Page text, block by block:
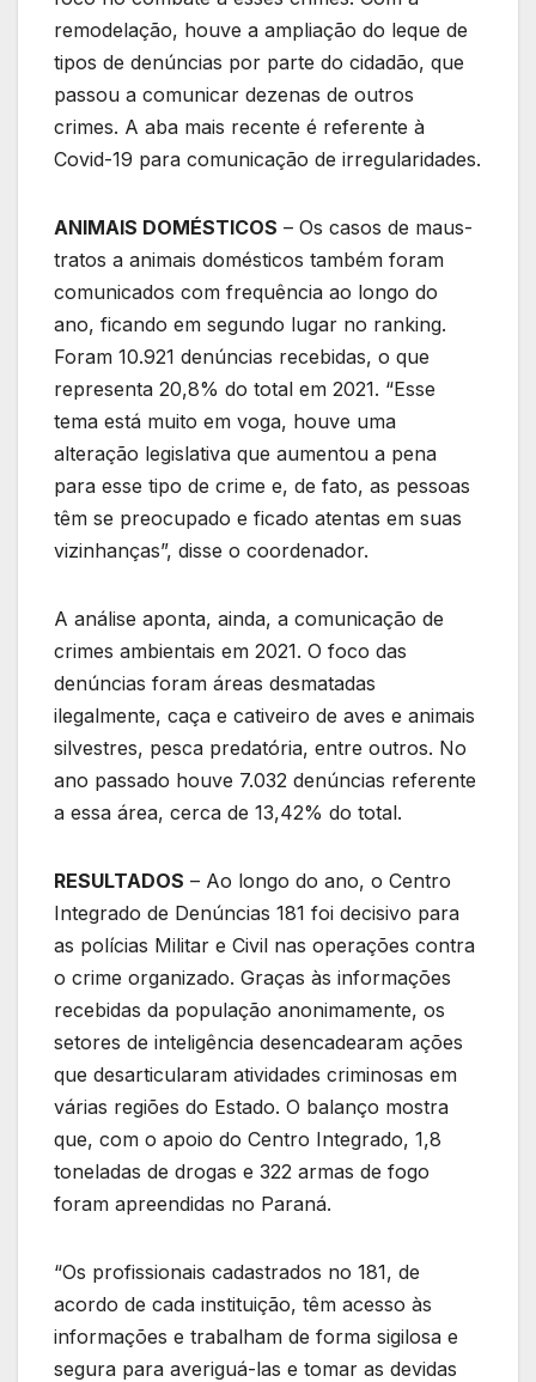
remodelação, houve a ampliação do leque de
tipos de denúncias por parte do cidadão, que
passou a comunicar dezenas de outros
crimes. A aba mais recente é referente à
Covid-19 para comunicação de irregularidades.
ANIMAIS DOMÉSTICOS – Os casos de maus-
tratos a animais domésticos também foram
comunicados com frequência ao longo do
ano, ficando em segundo lugar no ranking.
Foram 10.921 denúncias recebidas, o que
representa 20,8% do total em 2021. “Esse
tema está muito em voga, houve uma
alteração legislativa que aumentou a pena
para esse tipo de crime e, de fato, as pessoas
têm se preocupado e ficado atentas em suas
vizinhanças”, disse o coordenador.
A análise aponta, ainda, a comunicação de
crimes ambientais em 2021. O foco das
denúncias foram áreas desmatadas
ilegalmente, caça e cativeiro de aves e animais
silvestres, pesca predatória, entre outros. No
ano passado houve 7.032 denúncias referente
a essa área, cerca de 13,42% do total.
RESULTADOS – Ao longo do ano, o Centro
Integrado de Denúncias 181 foi decisivo para
as polícias Militar e Civil nas operações contra
o crime organizado. Graças às informações
recebidas da população anonimamente, os
setores de inteligência desencadearam ações
que desarticularam atividades criminosas em
várias regiões do Estado. O balanço mostra
que, com o apoio do Centro Integrado, 1,8
toneladas de drogas e 322 armas de fogo
foram apreendidas no Paraná.
“Os profissionais cadastrados no 181, de
acordo de cada instituição, têm acesso às
informações e trabalham de forma sigilosa e
segura para averiguá-las e tomar as devidas